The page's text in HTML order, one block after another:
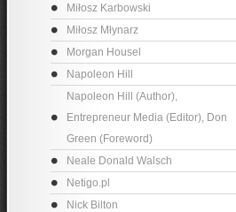
Miłosz Karbowski
Miłosz Młynarz
Morgan Housel
Napoleon Hill
Napoleon Hill (Author),
Entrepreneur Media (Editor), Don
Green (Foreword)
Neale Donald Walsch
Netigo.pl
Nick Bilton